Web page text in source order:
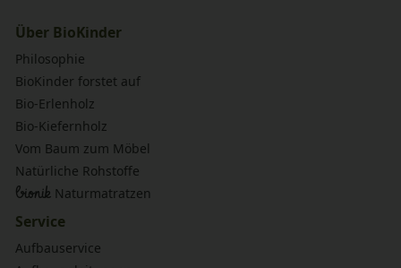
Über BioKinder
Philosophie
BioKinder forstet auf
Bio-Erlenholz
Bio-Kiefernholz
Vom Baum zum Möbel
Natürliche Rohstoffe
bionik Naturmatratzen
Service
Aufbauservice